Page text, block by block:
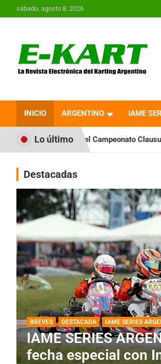
al
sábado, agosto 8, 2026
Revista
Karting en
INICIO ARGENTINO IAME
Lo último
el Campeonato Clausura
Destacadas
DESTACADA IAME SERIES ARGENTINA
IAME SERIES
fecha con Invitados